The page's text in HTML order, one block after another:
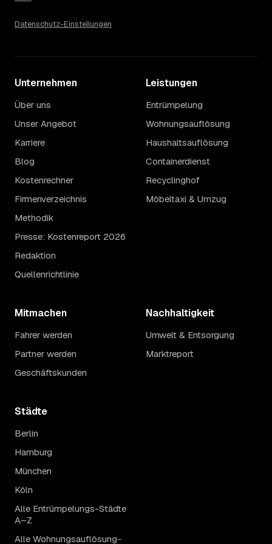
Datenschutz-Einstellungen
Unternehmen
Über uns
Unser Angebot
Karriere
Blog
Kostenrechner
Firmenverzeichnis
Methodik
Presse: Kostenreport 2026
Redaktion
Quellenrichtlinie
Leistungen
Entrümpelung
Wohnungsauflösung
Haushaltsauflösung
Containerdienst
Recyclinghof
Möbeltaxi & Umzug
Mitmachen
Fahrer werden
Partner werden
Geschäftskunden
Nachhaltigkeit
Umwelt & Entsorgung
Marktreport
Städte
Berlin
Hamburg
München
Köln
Alle Entrümpelungs-Städte
A–Z
Alle Wohnungsauflösung-